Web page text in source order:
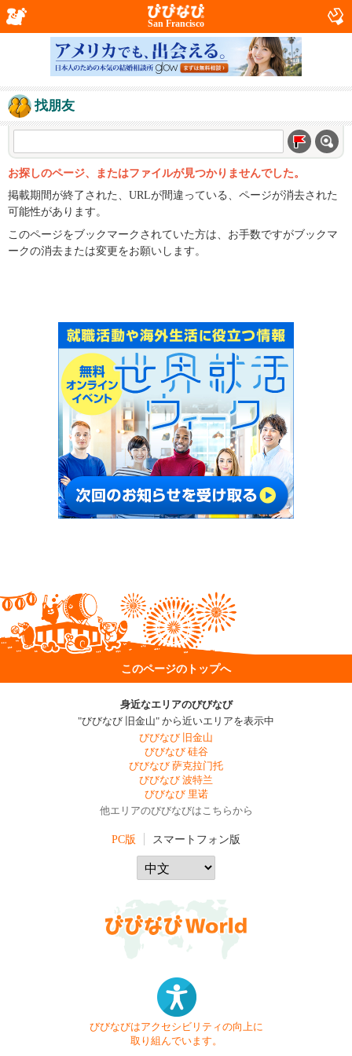
San Francisco
找朋友
お探しのページ、またはファイルが見つかりませんでした。
掲載期間が終了された、URLが間違っている、ページが消去された
可能性があります。
このページをブックマークされていた方は、お手数ですがブックマ
ークの消去または変更をお願いします。
このページのトップへ
身近なエリアのびびなび
"びびなび 旧金山" から近いエリアを表示中
びびなび 旧金山
びびなび 硅谷
びびなび 萨克拉门托
びびなび 波特兰
びびなび 里诺
他エリアのびびなびはこちらから
PC版 スマートフォン版
びびなびはアクセシビリティの向上に
取り組んでいます。